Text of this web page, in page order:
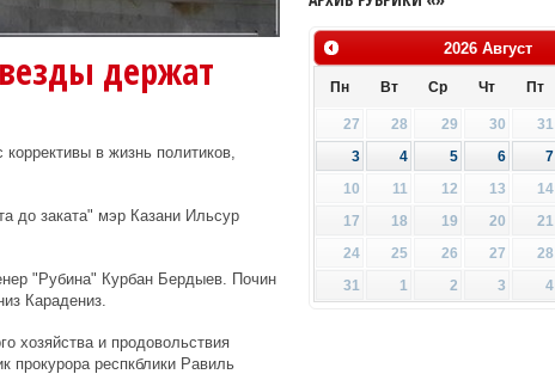
держат
в жизнь политиков,
до заката" мэр Казани Ильсур
"Рубина" Курбан Бердыев. Почин
Карадениз.
хозяйства и продовольствия
прокурора респкблики Равиль
2026 Август
Пн Вт Ср Чт Пт
27 28 29 30 31
3
4 5 6 7
10
11 12 13 14
17
18 19 20 21
24
25 26 27 28
31
1 2 3 4